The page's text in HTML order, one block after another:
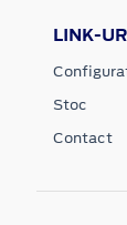
LINK-
Stoc
Contact